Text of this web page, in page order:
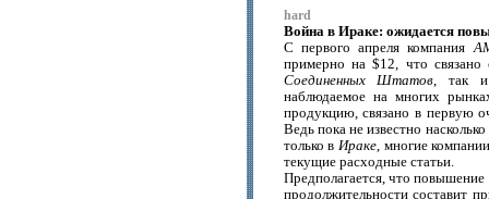
hard
Война в Ираке: ожидается
С первого апреля компания
примерно на $12, что
Соединенных Штатов, так и
наблюдаемое на многих
продукцию, связано в первую
Ведь пока не известно
только в Ираке, многие
текущие расходные статьи.
Предполагается, что
продолжительности составит